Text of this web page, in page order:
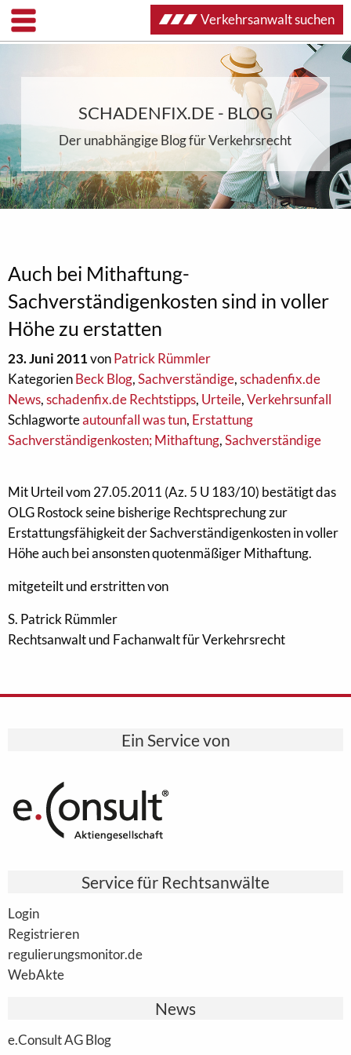
SCHADENFIX.DE - BLOG
Der unabhängige Blog für Verkehrsrecht
Auch bei Mithaftung-
Sachverständigenkosten sind in voller
Höhe zu erstatten
23. Juni 2011vonPatrick Rümmler
KategorienBeck Blog,Sachverständige,schadenfix.de
News,schadenfix.de Rechtstipps, Urteile,Verkehrsunfall
Schlagworteautounfall was tun, Erstattung
Sachverständigenkosten; Mithaftung,Sachverständige
Mit Urteil vom 27.05.2011 (Az. 5 U 183/10) bestätigt das
OLG Rostock seine bisherige Rechtsprechung zur
Erstattungsfähigkeit der Sachverständigenkosten in voller
Höhe auch bei ansonsten quotenmäßiger Mithaftung.
mitgeteilt und erstritten von
S. Patrick Rümmler
Rechtsanwalt und Fachanwalt für Verkehrsrecht
Ein Service von
Service für Rechtsanwälte
Login
Registrieren
regulierungsmonitor.de
WebAkte
News
e.Consult AG Blog
Verkehrsanwalt suchen